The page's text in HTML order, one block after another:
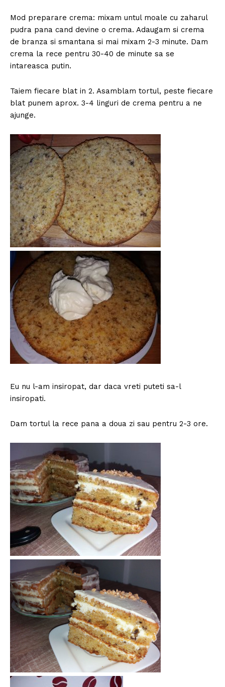
Mod preparare crema: mixam untul moale cu zaharul
pudra pana cand devine o crema. Adaugam si crema
de branza si smantana si mai mixam 2-3 minute. Dam
crema la rece pentru 30-40 de minute sa se
intareasca putin.
Taiem fiecare blat in 2. Asamblam tortul, peste fiecare
blat punem aprox. 3-4 linguri de crema pentru a ne
ajunge.
Eu nu l-am insiropat, dar daca vreti puteti sa-l
insiropati.
Dam tortul la rece pana a doua zi sau pentru 2-3 ore.